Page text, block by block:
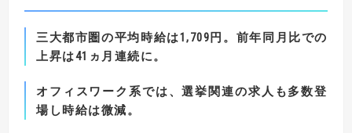
三大都市圏の平均時給は1,709 円。前年同月比での
上昇は41 ヵ月連続に。
オフィスワーク系では、選挙関連の求人も多数登
場し時給は微減。